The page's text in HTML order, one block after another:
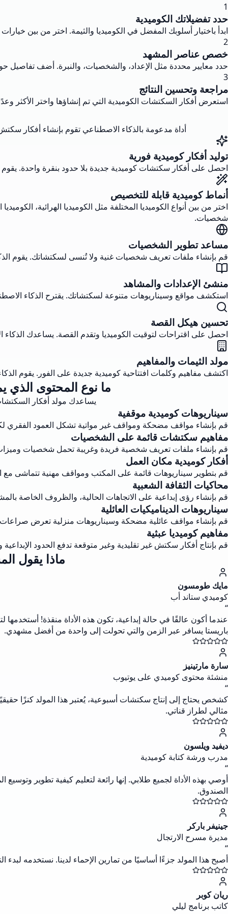
1
حدد تفضيلاتك الكوميدية
ابدأ باختيار أسلوبك المفضل في الكوميديا والثيمة. اختر من بين خيارات
2
خصص عناصر المشهد
حدد معايير محددة مثل الإعداد، والشخصيات، والنبرة. أضف
3
مراجعة وتحسين النتائج
استعرض أفكار السكتشات الكوميدية التي تم إنشاؤها واختر الأكثر
أداة مدعومة بالذكاء الاصطناعي تقوم بإنشاء أفكار
توليد أفكار كوميدية فورية
احصل على أفكار سكتشات كوميدية جديدة بلا حدود بنقرة واحدة. يقوم
أنماط كوميدية قابلة للتخصيص
اختر من بين أنواع الكوميديا المختلفة مثل الكوميديا الهرائية،
شخصيات.
مساعد تطوير الشخصيات
قم بإنشاء ملفات تعريف شخصيات غنية ولا تُنسى لسكتشاتك. يقوم
منشئ الإعدادات والمشاهد
استكشف مواقع وسيناريوهات متنوعة لسكتشاتك. يقترح الذكاء
تحسين هيكل القصة
احصل على اقتراحات لتوقيت الكوميديا وتقدم القصة. يساعدك الذكاء
مولد الثيمات والمفاهيم
اكتشف مفاهيم وكلمات افتتاحية كوميدية جديدة على الفور. يقوم
ما نوع المحتوى الذي
يساعدك مولد أفكار
سيناريوهات كوميدية موقفية
قم بإنشاء مواقف مضحكة ومواقف غير مواتية تشكل العمود الفقري
مفاهيم سكتشات قائمة على الشخصيات
قم بإنشاء ملفات تعريف شخصية فريدة وغريبة تحمل شخصيات وميزات
أفكار كوميدية مكان العمل
قم بتطوير سيناريوهات قائمة على المكتب ومواقف مهنية تتماشى
محاكيات الثقافة الشعبية
قم بإنشاء رؤى إبداعية على الاتجاهات الحالية، والظروف الخاصة
سيناريوهات الديناميكيات العائلية
قم بإنشاء مواقف عائلية مضحكة وسيناريوهات منزلية تعرض
مفاهيم كوميديا عبثية
قم بإنتاج أفكار سكتش غير تقليدية وغير متوقعة تدفع الحدود
ماذا يقول
مايك طومسون
كوميدي ستاند أب
“
عندما أكون عالقًا في حالة إبداعية، تكون هذه الأداة منقذة!
باريستا يسافر عبر الزمن والتي تحولت إلى واحدة من أفضل مشهدي.
سارة مارتينيز
منشئة محتوى كوميدي على يوتيوب
“
كشخص يحتاج إلى إنتاج سكتشات أسبوعية، يُعتبر هذا المولد كنزًا
مثالي لطراز قناتي.
ديفيد ويلسون
مدرب ورشة كتابة كوميدية
“
أوصي بهذه الأداة لجميع طلابي. إنها رائعة لتعليم كيفية تطوير وتوسيع
الصندوق.
جينيفر باركر
مديرة مسرح الارتجال
“
أصبح هذا المولد جزءًا أساسيًا من تمارين الإحماء لدينا. نستخدمه
ريان كوبر
كاتب برنامج ليلي